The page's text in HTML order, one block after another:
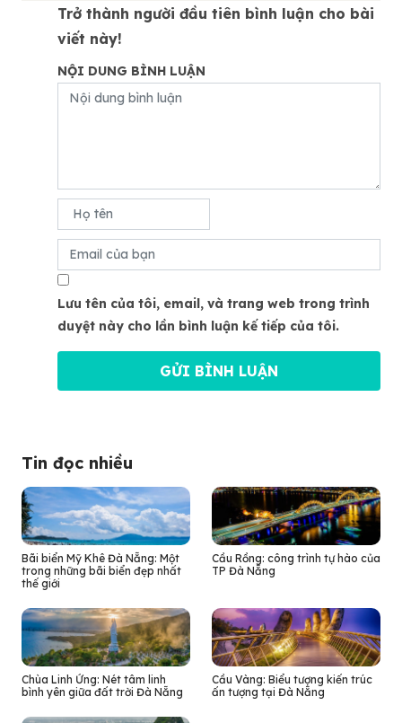
Trở thành người đầu tiên bình luận cho bài
viết này!
NỘI DUNG BÌNH LUẬN
Lưu tên của tôi, email, và trang web trong trình
duyệt này cho lần bình luận kế tiếp của tôi.
Tin đọc nhiều
Bãi biển Mỹ Khê Đà Nẵng: Một
trong những bãi biển đẹp nhất
thế giới
Cầu Rồng: công trình tự hào của
TP Đà Nẵng
Chùa Linh Ứng: Nét tâm linh
bình yên giữa đất trời Đà Nẵng
Cầu Vàng: Biểu tượng kiến trúc
ấn tượng tại Đà Nẵng